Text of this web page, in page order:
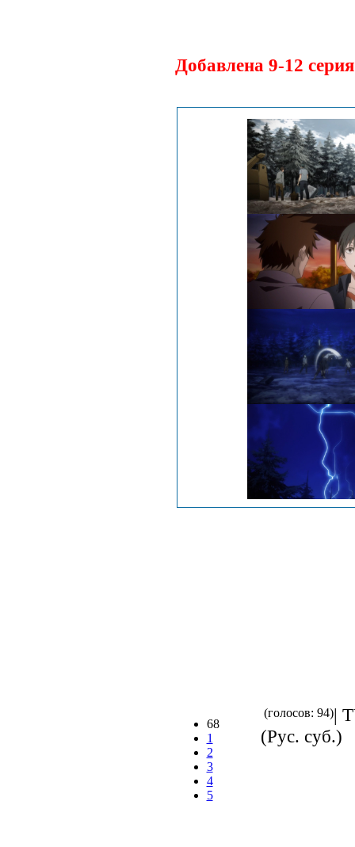
Добавлена 9-12
68
1
2
3
4
5
(голосов: 94)|
(Рус. суб.)